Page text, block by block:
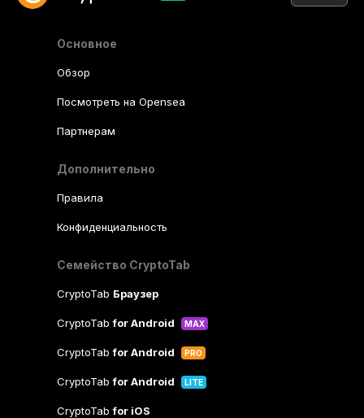
Основное
Обзор
Посмотреть на Opensea
Партнерам
Дополнительно
Правила
Конфиденциальность
Семейство CryptoTab
CryptoTab Браузер
CryptoTabfor Android MAX
CryptoTabfor Android PRO
CryptoTabfor Android LITE
CryptoTabfor iOS